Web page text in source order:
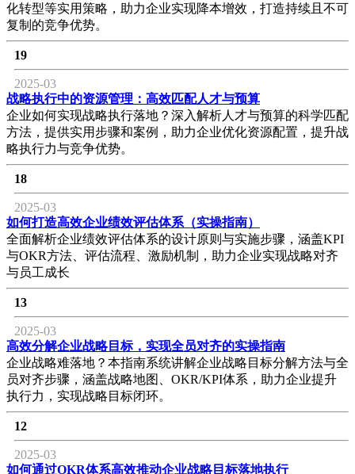
化转型等实用策略，助力企业实现降本增效，打造持续且不可
复制的竞争优势。
19
2025-03
战略执行中的资源管理：高效匹配人才与预算
企业如何实现战略执行落地？深入解析人才与预算的科学匹配
方法，提供实用步骤和案例，助力企业优化资源配置，提升战
略执行力与竞争优势。
18
2025-03
如何打造高效企业绩效评估体系（实操指南）
全面解析企业绩效评估体系的设计原则与实施步骤，涵盖KPI
与OKR方法、评估流程、激励机制，助力企业实现战略对齐
与员工成长
13
2025-03
高效分解企业战略目标，实现全员对齐的实操指南
企业战略难落地？本指南系统讲解企业战略目标分解方法与全
员对齐步骤，涵盖战略地图、OKR/KPI体系，助力企业提升
执行力，实现战略目标闭环。
12
2025-03
如何通过OKR体系高效推动企业战略目标落地执行